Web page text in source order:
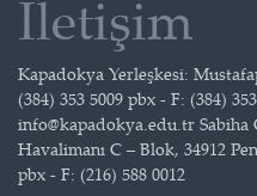
İletişim
Kapadokya Yerleşkesi:
(384) 353 5009 pbx - F: (384)
info@kapadokya.edu.tr Sabiha
Havalimanı C – Blok, 34912
pbx - F: (216) 588 0012